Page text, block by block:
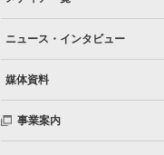
ニュース・インタビュー
媒体資料
事業案内